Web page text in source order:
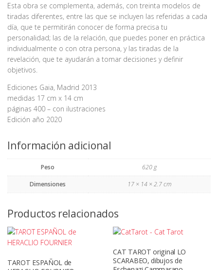
Esta obra se complementa, además, con treinta modelos de
tiradas diferentes, entre las que se incluyen las referidas a cada
día, que te permitirán conocer de forma precisa tu
personalidad; las de la relación, que puedes poner en práctica
individualmente o con otra persona, y las tiradas de la
revelación, que te ayudarán a tomar decisiones y definir
objetivos.
Ediciones Gaia, Madrid 2013
medidas 17 cm x 14 cm
páginas 400 – con ilustraciones
Edición año 2020
Información adicional
Peso 620 g
Dimensiones 17 × 14 × 2.7 cm
Productos relacionados
TAROT ESPAÑOL de
CAT TAROT original LO
SCARABEO, dibujos de